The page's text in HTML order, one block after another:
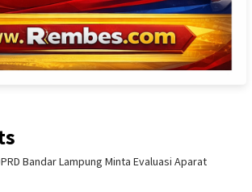
Bandar Lampung Minta Evaluasi Aparat